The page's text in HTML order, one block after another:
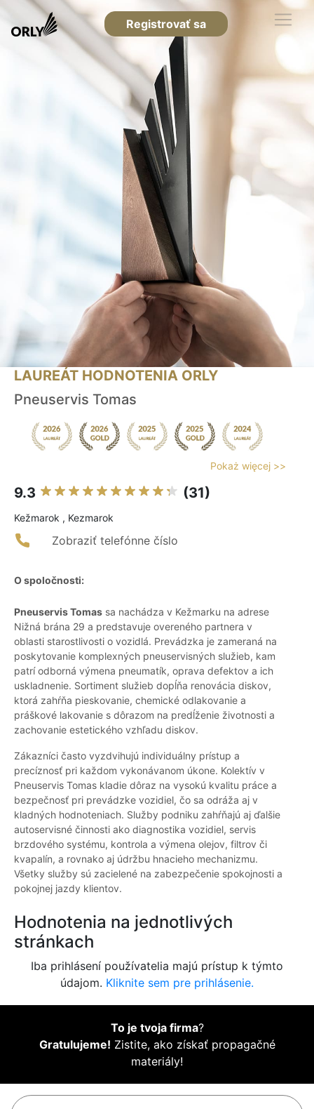
Registrovať sa
LAUREÁT HODNOTENIA ORLY
Pneuservis Tomas
Pokaż więcej >>
9.3 (31)
Kežmarok , Kezmarok
Zobraziť telefónne číslo
O spoločnosti:
Pneuservis Tomas sa nachádza v Kežmarku na adrese
Nižná brána 29 a predstavuje overeného partnera v
oblasti starostlivosti o vozidlá. Prevádzka je zameraná na
poskytovanie komplexných pneuservisných služieb, kam
patrí odborná výmena pneumatík, oprava defektov a ich
uskladnenie. Sortiment služieb dopĺňa renovácia diskov,
ktorá zahŕňa pieskovanie, chemické odlakovanie a
práškové lakovanie s dôrazom na predĺženie životnosti a
zachovanie estetického vzhľadu diskov.
Zákazníci často vyzdvihujú individuálny prístup a
precíznosť pri každom vykonávanom úkone. Kolektív v
Pneuservis Tomas kladie dôraz na vysokú kvalitu práce a
bezpečnosť pri prevádzke vozidiel, čo sa odráža aj v
kladných hodnoteniach. Služby podniku zahŕňajú aj ďalšie
autoservisné činnosti ako diagnostika vozidiel, servis
brzdového systému, kontrola a výmena olejov, filtrov či
kvapalín, a rovnako aj údržbu hnacieho mechanizmu.
Všetky služby sú zacielené na zabezpečenie spokojnosti a
pokojnej jazdy klientov.
Hodnotenia na jednotlivých
stránkach
Iba prihlásení používatelia majú prístup k týmto
údajom. Kliknite sem pre prihlásenie.
To je tvoja firma?
Gratulujeme! Zistite, ako získať propagačné
materiály!